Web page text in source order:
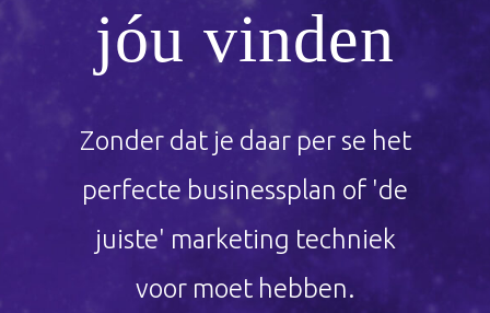
jóu vinden
Zonder dat je daar per se het
perfecte businessplan of 'de
juiste' marketing techniek
voor moet hebben.